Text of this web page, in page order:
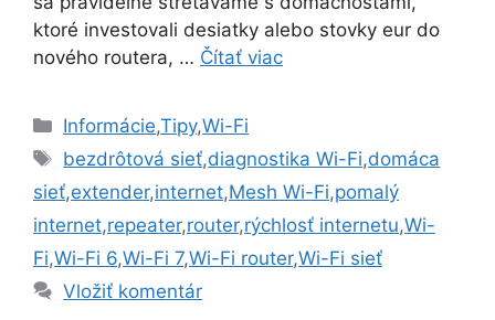
ktoré investovali desiatky alebo stovky eur do
nového routera, … Čítať viac
Kategórie
Informácie,Tipy,Wi-Fi
Značky
bezdrôtová sieť,diagnostika Wi-Fi,domáca
sieť,extender,internet,Mesh Wi-Fi,pomalý
internet,repeater,router,rýchlosť internetu,Wi-
Fi,Wi-Fi 6,Wi-Fi 7,Wi-Fi router,Wi-Fi sieť
Vložiť komentár